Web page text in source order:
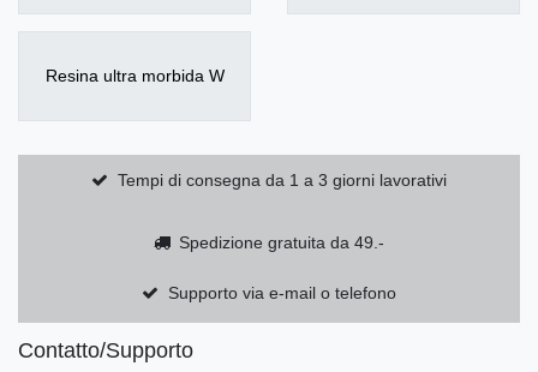
Resina ultra morbida W
Tempi di consegna da 1 a 3 giorni lavorativi
Spedizione gratuita da 49.-
Supporto via e-mail o telefono
Contatto/Supporto